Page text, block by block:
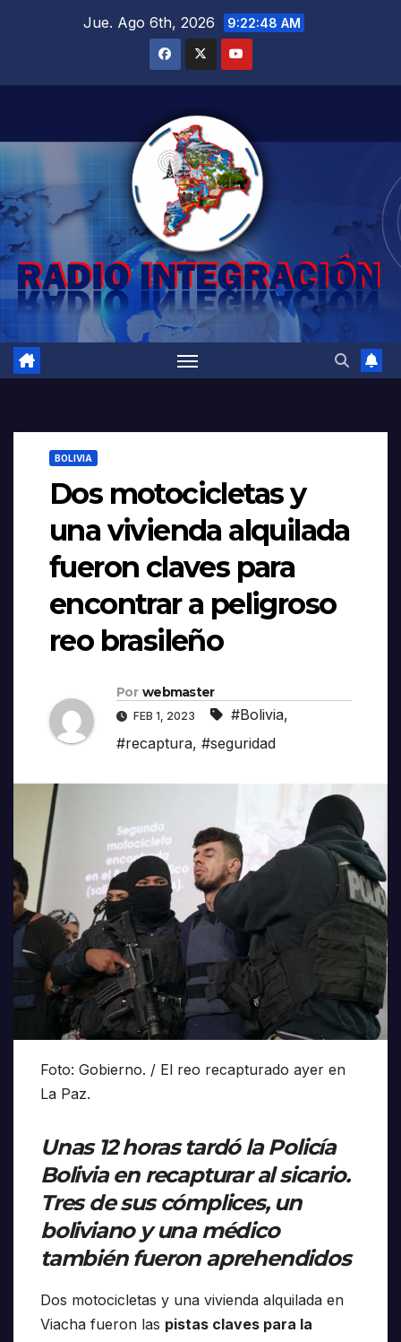
Jue. Ago 6th, 2026 9:22:49 AM
BOLIVIA
Dos motocicletas y
una vivienda alquilada
fueron claves para
encontrar a peligroso
reo brasileño
Por webmaster
FEB 1, 2023 #Bolivia,
#recaptura, #seguridad
Foto: Gobierno. / El reo recapturado ayer en
La Paz.
Unas 12 horas tardó la Policía
Bolivia en recapturar al sicario.
Tres de sus cómplices, un
boliviano y una médico
también fueron aprehendidos
Dos motocicletas y una vivienda alquilada en
Viacha fueron las pistas claves para la